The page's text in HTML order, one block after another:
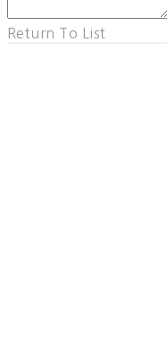
Return To List